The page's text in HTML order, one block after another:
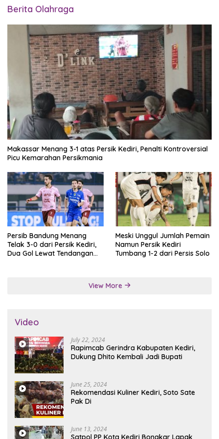
Berita Olahraga
Makassar Menang 3-1 atas Persik Kediri, Penalti Kontroversial
Picu Kemarahan Persikmania
Persib Bandung Menang
Telak 3-0 dari Persik Kediri,
Dua Gol Lewat Tendangan
Meski Unggul Jumlah Pemain
Namun Persik Kediri
Tumbang 1-2 dari Persis Solo
View More
Video
July 22, 2024
Rapimcab Gerindra Kabupaten Kediri,
Dukung Dhito Kembali Jadi Bupati
June 25, 2024
Rekomendasi Kuliner Kediri, Soto Sate
Pak Di
June 13, 2024
Satpol PP Kota Kediri Bongkar Lapak